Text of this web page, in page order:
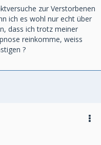
zur Verstorbenen
ich es wohl nur echt über
dass ich trotz meiner
reinkomme, weiss
?